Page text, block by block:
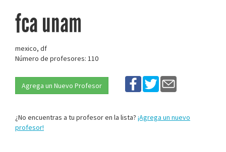
fca unam
mexico, df
Número de profesores: 110
Agrega un Nuevo Profesor
¿No encuentras a tu profesor en la lista? ¡Agrega un nuevo
profesor!